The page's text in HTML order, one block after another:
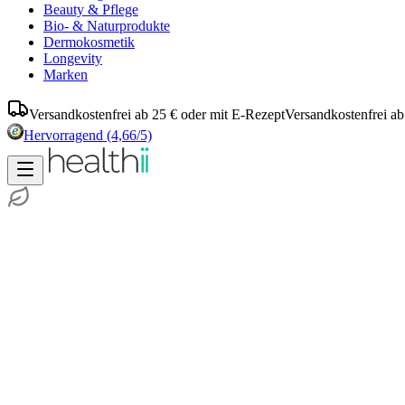
Beauty & Pflege
Bio- & Naturprodukte
Dermokosmetik
Longevity
Marken
Versandkostenfrei ab 25 € oder mit E-RezeptVersandkostenfrei
Hervorragend (4,66/5)